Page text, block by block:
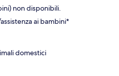
non disponibili.
ai bambini*
domestici